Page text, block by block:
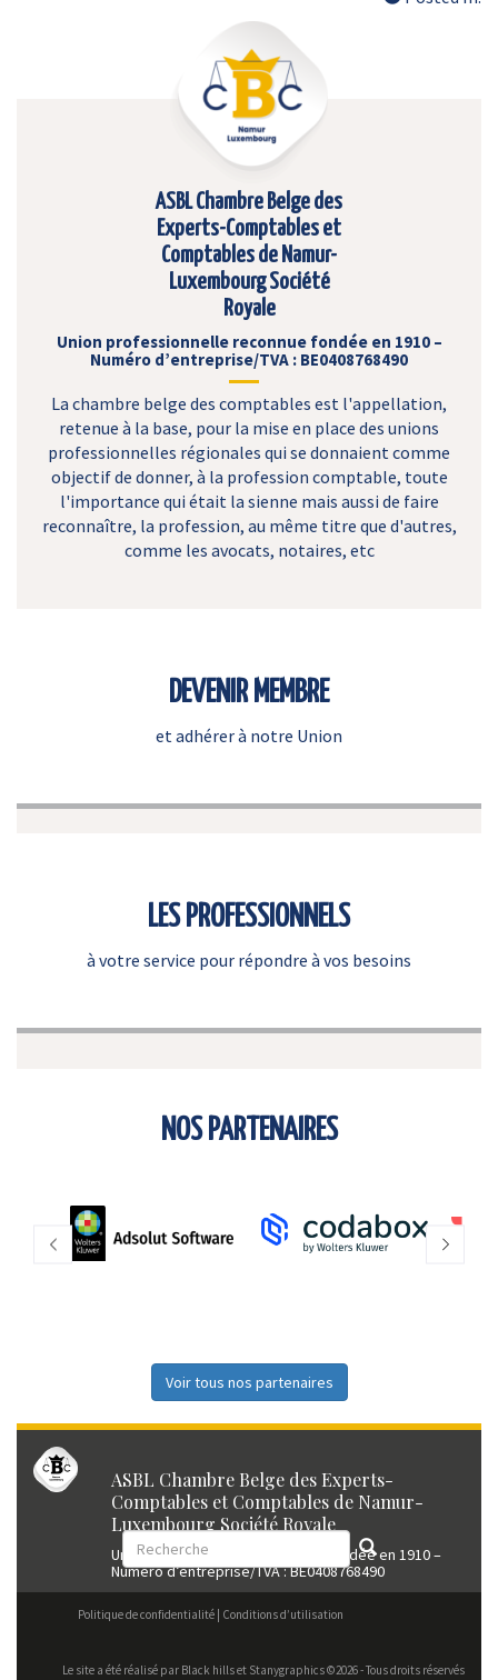
ASBL Chambre Belge des
Experts-Comptables et
Comptables de Namur-
Luxembourg Société
Royale
Union professionnelle reconnue fondée en 1910 –
Numéro d’entreprise/TVA : BE0408768490
La chambre belge des comptables est l'appellation,
retenue à la base, pour la mise en place des unions
professionnelles régionales qui se donnaient comme
objectif de donner, à la profession comptable, toute
l'importance qui était la sienne mais aussi de faire
reconnaître, la profession, au même titre que d'autres,
comme les avocats, notaires, etc
DEVENIR MEMBRE
et adhérer à notre Union
LES PROFESSIONNELS
à votre service pour répondre à vos besoins
NOS PARTENAIRES
Voir tous nos partenaires
ASBL Chambre Belge des Experts-
Comptables et Comptables de Namur-
Luxembourg Société Royale
Union professionnelle reconnue fondée en 1910 –
Numéro d’entreprise/TVA : BE0408768490
Politique de confidentialité Conditions d’utilisation
Le site a été réalisé par Black hillset Stanygraphics ©2026 - Tous droits réservés